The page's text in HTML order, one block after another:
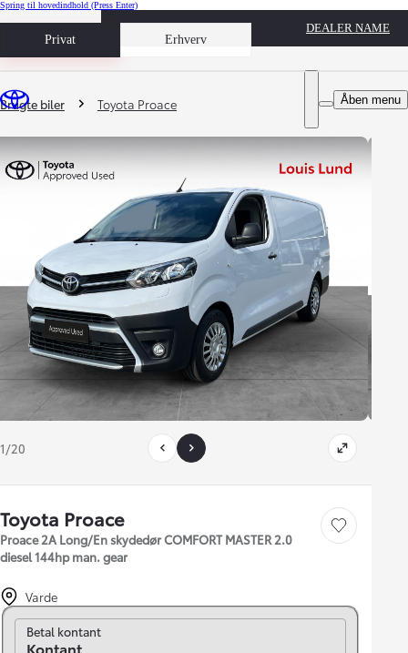
Spring til hovedindhold (Press Enter)
Privat Erhverv
Book prøvetur
DEALER NAME
Åben menu
Du er her
Brugte biler Toyota Proace
1/20
Toyota Proace
Proace 2A Long/En skydedør COMFORT MASTER 2.0
diesel 144hp man. gear
Gem bil
Varde
Skift til finansiering
Betal kontant
Kontant